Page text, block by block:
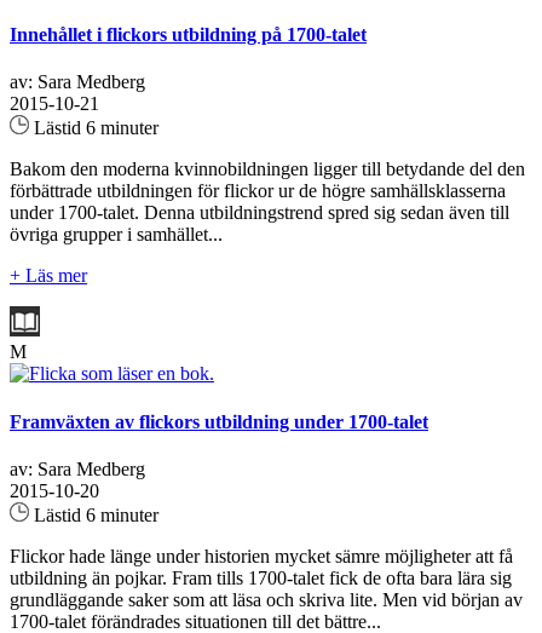
Innehållet i flickors utbildning på 1700-talet
av: Sara Medberg
2015-10-21
Lästid 6 minuter
Bakom den moderna kvinnobildningen ligger till betydande del den
förbättrade utbildningen för flickor ur de högre samhällsklasserna
under 1700-talet. Denna utbildningstrend spred sig sedan även till
övriga grupper i samhället...
+ Läs mer
M
Framväxten av flickors utbildning under 1700-talet
av: Sara Medberg
2015-10-20
Lästid 6 minuter
Flickor hade länge under historien mycket sämre möjligheter att få
utbildning än pojkar. Fram tills 1700-talet fick de ofta bara lära sig
grundläggande saker som att läsa och skriva lite. Men vid början av
1700-talet förändrades situationen till det bättre...